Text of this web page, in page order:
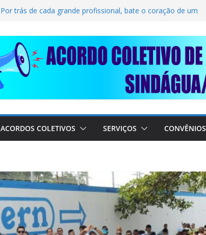
CORRENTE DE SOLIDARIEDADE: AJUDE O NOSSO
📢 ATENÇÃO, TRABALHADORES DO SINDÁGUA/RN! 📢
Sindágua/RN presente em importante debate com o Ministro
Luiz Marinho!
ELE AVISOU SOBRE A SABESP! 🚨
ACORDOS COLETIVOS SERVIÇOS CONVÊNIOS